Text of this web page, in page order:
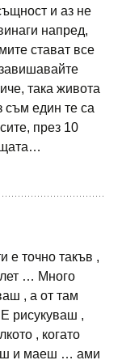
и аз не
напред,
стават все
така живота
съм един те са
през 10
е точно такъв ,
… Много
, а от там
рисукуваш ,
, когато
и маеш … ами